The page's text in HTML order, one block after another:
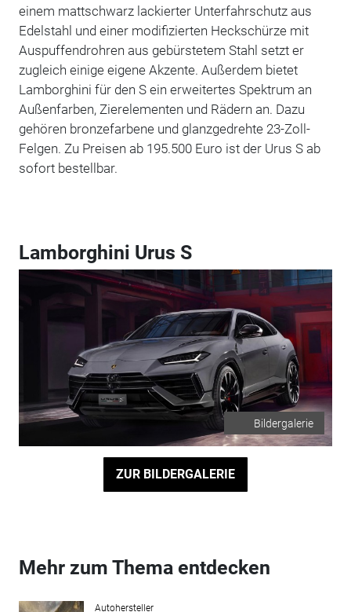
einem mattschwarz lackierter Unterfahrschutz aus
Edelstahl und einer modifizierten Heckschürze mit
Auspuffendrohren aus gebürstetem Stahl setzt er
zugleich einige eigene Akzente. Außerdem bietet
Lamborghini für den S ein erweitertes Spektrum an
Außenfarben, Zierelementen und Rädern an. Dazu
gehören bronzefarbene und glanzgedrehte 23-Zoll-
Felgen. Zu Preisen ab 195.500 Euro ist der Urus S ab
sofort bestellbar.
Lamborghini Urus S
Bildergalerie
ZUR BILDERGALERIE
Mehr zum Thema entdecken
Autohersteller